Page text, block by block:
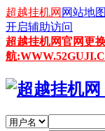
超越挂机网 网站地图
开启辅助访问
超越挂机网官网更
航